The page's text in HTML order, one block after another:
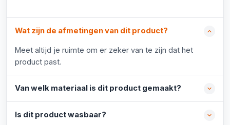
Wat zijn de afmetingen van dit product?
Meet altijd je ruimte om er zeker van te zijn dat het
product past.
Van welk materiaal is dit product gemaakt?
Is dit product wasbaar?